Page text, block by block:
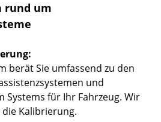
rund um
berät Sie umfassend zu den
und
Systems für Ihr Fahrzeug. Wir
Kalibrierung.